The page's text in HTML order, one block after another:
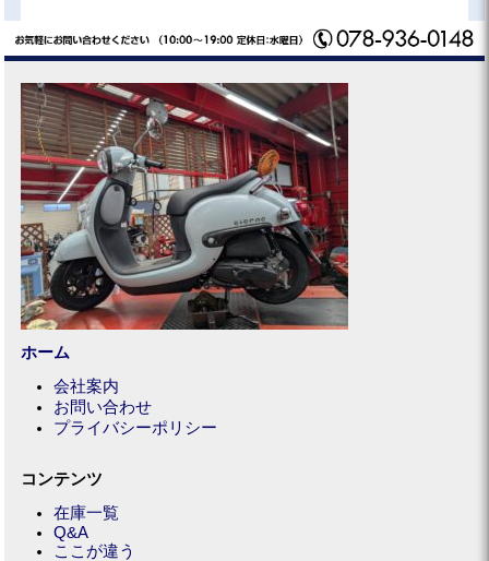
ホーム
会社案内
お問い合わせ
プライバシーポリシー
コンテンツ
在庫一覧
Q&A
ここが違う